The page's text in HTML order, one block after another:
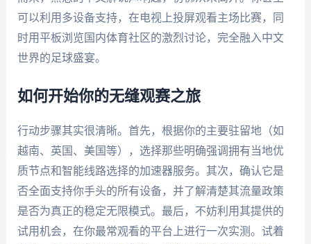
可以利用多设备支持，在电视上投屏观看主场比赛，同
时用平板浏览国内体育社区的激烈讨论，完全融入中文
世界的足球盛宴。
如何开始你的无缝观赛之旅
行动步骤其实很清晰。首先，根据你的主要驻留地（如
越南、英国、美国等），选择那些明确强调拥有当地优
质节点和智能线路选择的加速器服务。其次，确认它是
否全面支持你手头的所有设备，并了解清楚其流量政策
是否为真正的稳定无限模式。最后，不妨利用其提供的
试用机会，在你最常观看的平台上进行一次实测。试着